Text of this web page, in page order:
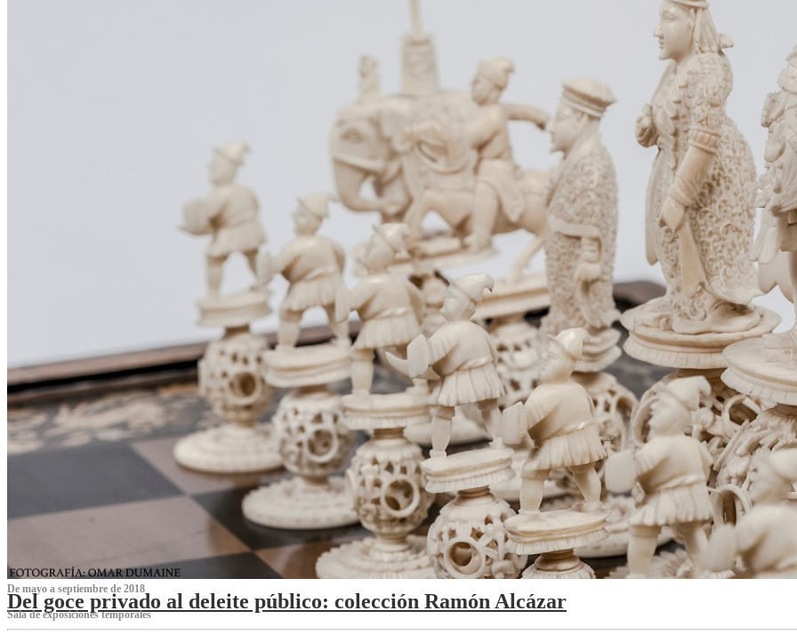
De mayo a septiembre de 2018
Del goce privado al deleite público: colección Ramón Alcázar
Sala de exposiciones temporales